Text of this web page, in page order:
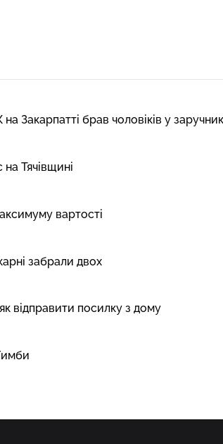
Закарпатті брав чоловіків у
Тячівщині
вартості
забрали двох
відправити посилку з дому